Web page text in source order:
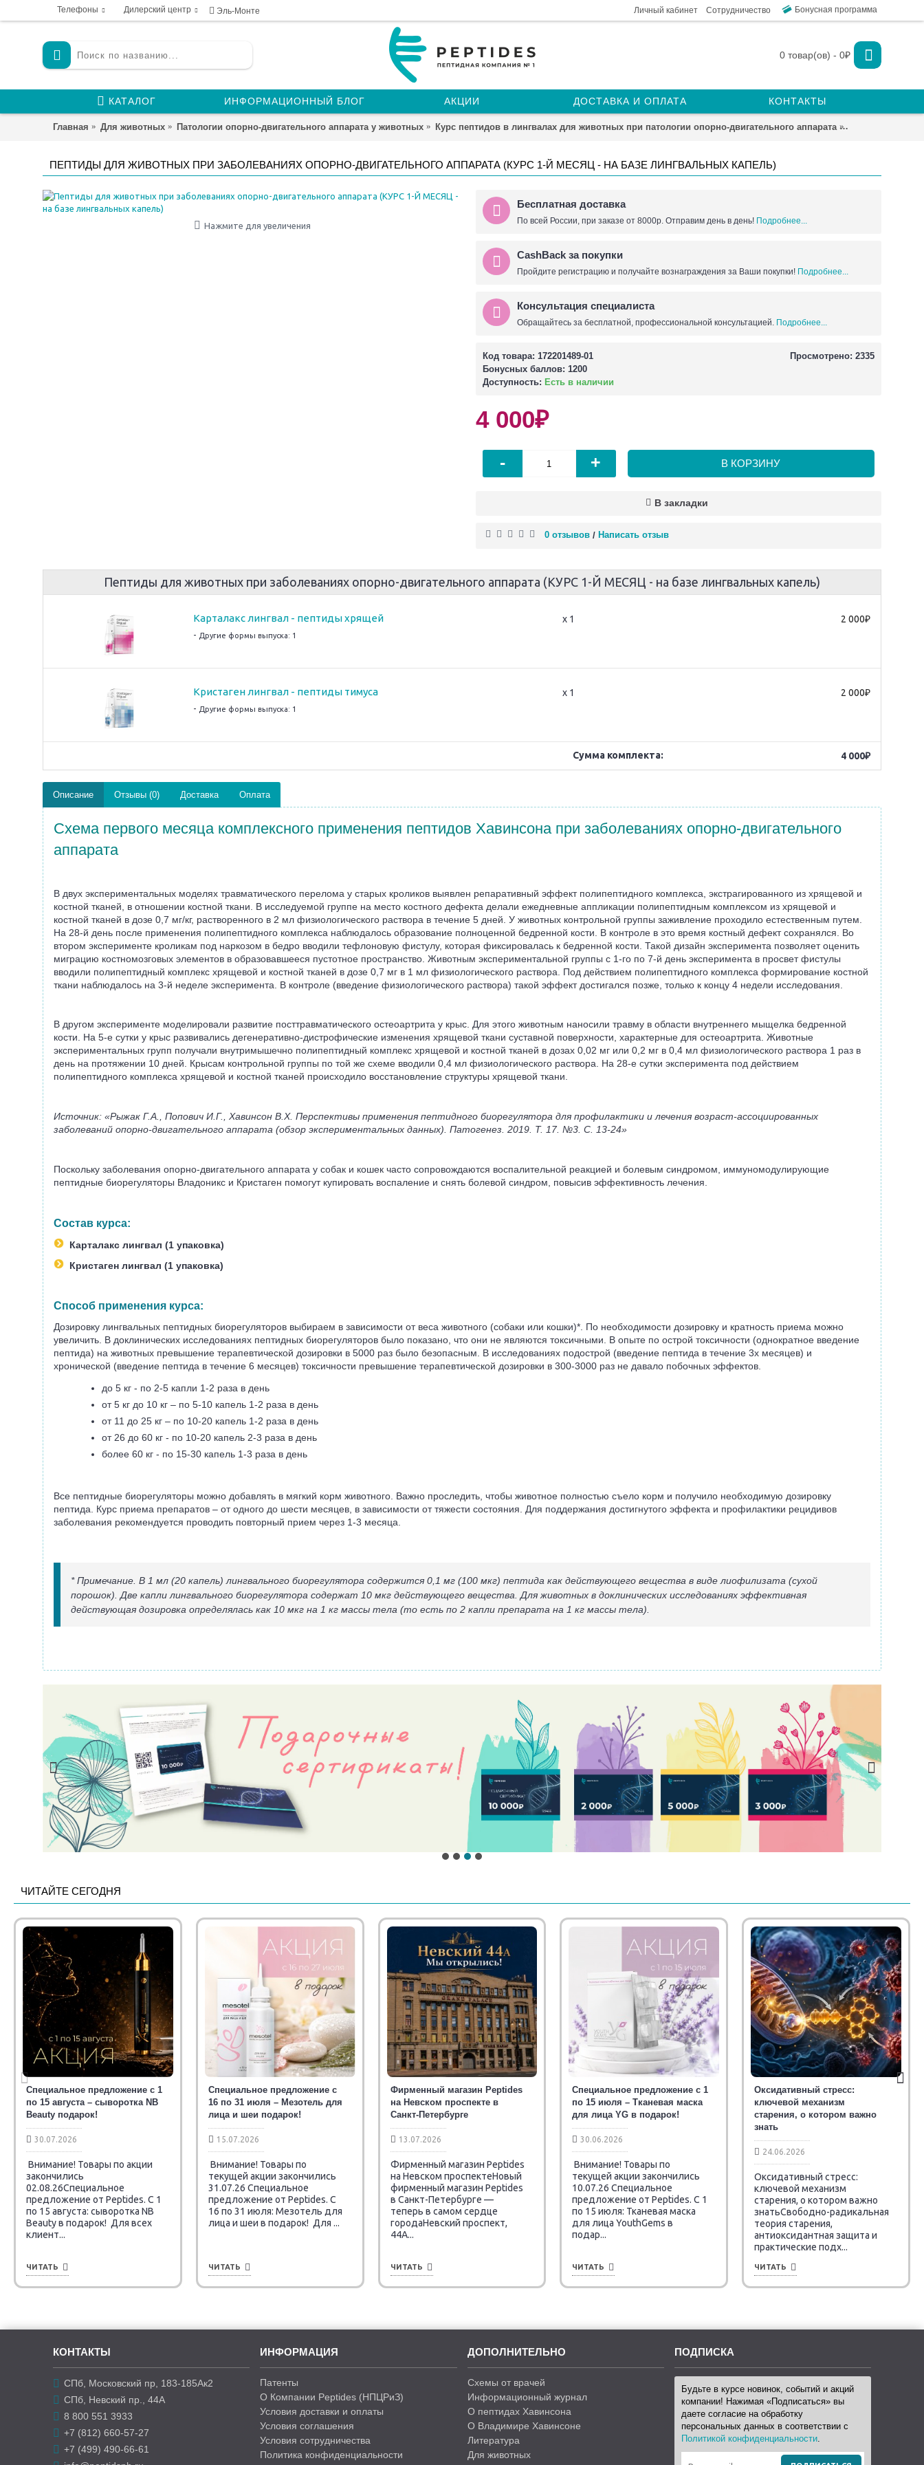
Телефоны Дилерский центр Эль-Монте Личный кабинет Сотрудничество Бонусная программа
0 товар(ов) - 0₽
КАТАЛОГ ИНФОРМАЦИОННЫЙ БЛОГ АКЦИИ ДОСТАВКА И ОПЛАТА КОНТАКТЫ
Главная Для животных Патологии опорно-двигательного аппарата у животных Курс пептидов в лингвалах для животных при патологии опорно-двигательного аппарата
ПЕПТИДЫ ДЛЯ ЖИВОТНЫХ ПРИ ЗАБОЛЕВАНИЯХ ОПОРНО-ДВИГАТЕЛЬНОГО АППАРАТА (КУРС 1-Й МЕСЯЦ - НА БАЗЕ ЛИНГВАЛЬНЫХ КАПЕЛЬ)
Нажмите для увеличения
Бесплатная доставка
По всей России, при заказе от 8000р. Отправим день в день! Подробнее...
CashBack за покупки
Пройдите регистрацию и получайте вознаграждения за Ваши покупки! Подробнее...
Консультация специалиста
Обращайтесь за бесплатной, профессиональной консультацией. Подробнее...
Просмотрено: 2335
Код товара: 172201489-01
Бонусных баллов: 1200
Доступность: Есть в наличии
4 000₽
- + В КОРЗИНУ
В закладки
0 отзывов / Написать отзыв
Пептиды для животных при заболеваниях опорно-двигательного аппарата (КУРС 1-Й МЕСЯЦ - на базе лингвальных капель)
Карталакс лингвал - пептиды хрящей
- Другие формы выпуска: 1
x 1 2 000₽
Кристаген лингвал - пептиды тимуса
- Другие формы выпуска: 1
x 1 2 000₽
Сумма комплекта: 4 000₽
Описание Отзывы (0) Доставка Оплата
Схема первого месяца комплексного применения пептидов Хавинсона при заболеваниях опорно-двигательного
аппарата
В двух экспериментальных моделях травматического перелома у старых кроликов выявлен репаративный эффект полипептидного комплекса, экстрагированного из хрящевой и
костной тканей, в отношении костной ткани. В исследуемой группе на место костного дефекта делали ежедневные аппликации полипептидным комплексом из хрящевой и
костной тканей в дозе 0,7 мг/кг, растворенного в 2 мл физиологического раствора в течение 5 дней. У животных контрольной группы заживление проходило естественным путем.
На 28-й день после применения полипептидного комплекса наблюдалось образование полноценной бедренной кости. В контроле в это время костный дефект сохранялся. Во
втором эксперименте кроликам под наркозом в бедро вводили тефлоновую фистулу, которая фиксировалась к бедренной кости. Такой дизайн эксперимента позволяет оценить
миграцию костномозговых элементов в образовавшееся пустотное пространство. Животным экспериментальной группы с 1-го по 7-й день эксперимента в просвет фистулы
вводили полипептидный комплекс хрящевой и костной тканей в дозе 0,7 мг в 1 мл физиологического раствора. Под действием полипептидного комплекса формирование костной
ткани наблюдалось на 3-й неделе эксперимента. В контроле (введение физиологического раствора) такой эффект достигался позже, только к концу 4 недели исследования.
В другом эксперименте моделировали развитие посттравматического остеоартрита у крыс. Для этого животным наносили травму в области внутреннего мыщелка бедренной
кости. На 5-е сутки у крыс развивались дегенеративно-дистрофические изменения хрящевой ткани суставной поверхности, характерные для остеоартрита. Животные
экспериментальных групп получали внутримышечно полипептидный комплекс хрящевой и костной тканей в дозах 0,02 мг или 0,2 мг в 0,4 мл физиологического раствора 1 раз в
день на протяжении 10 дней. Крысам контрольной группы по той же схеме вводили 0,4 мл физиологического раствора. На 28-е сутки эксперимента под действием
полипептидного комплекса хрящевой и костной тканей происходило восстановление структуры хрящевой ткани.
Источник: «Рыжак Г.А., Попович И.Г., Хавинсон В.Х. Перспективы применения пептидного биорегулятора для профилактики и лечения возраст-ассоциированных
заболеваний опорно-двигательного аппарата (обзор экспериментальных данных). Патогенез. 2019. Т. 17. №3. С. 13-24»
Поскольку заболевания опорно-двигательного аппарата у собак и кошек часто сопровождаются воспалительной реакцией и болевым синдромом, иммуномодулирующие
пептидные биорегуляторы Владоникс и Кристаген помогут купировать воспаление и снять болевой синдром, повысив эффективность лечения.
Состав курса:
Карталакс лингвал (1 упаковка)
Кристаген лингвал (1 упаковка)
Способ применения курса:
Дозировку лингвальных пептидных биорегуляторов выбираем в зависимости от веса животного (собаки или кошки)*. По необходимости дозировку и кратность приема можно
увеличить. В доклинических исследованиях пептидных биорегуляторов было показано, что они не являются токсичными. В опыте по острой токсичности (однократное введение
пептида) на животных превышение терапевтической дозировки в 5000 раз было безопасным. В исследованиях подострой (введение пептида в течение 3х месяцев) и
хронической (введение пептида в течение 6 месяцев) токсичности превышение терапевтической дозировки в 300-3000 раз не давало побочных эффектов.
до 5 кг - по 2-5 капли 1-2 раза в день
от 5 кг до 10 кг – по 5-10 капель 1-2 раза в день
от 11 до 25 кг – по 10-20 капель 1-2 раза в день
от 26 до 60 кг - по 10-20 капель 2-3 раза в день
более 60 кг - по 15-30 капель 1-3 раза в день
Все пептидные биорегуляторы можно добавлять в мягкий корм животного. Важно проследить, чтобы животное полностью съело корм и получило необходимую дозировку
пептида. Курс приема препаратов – от одного до шести месяцев, в зависимости от тяжести состояния. Для поддержания достигнутого эффекта и профилактики рецидивов
заболевания рекомендуется проводить повторный прием через 1-3 месяца.
* Примечание. В 1 мл (20 капель) лингвального биорегулятора содержится 0,1 мг (100 мкг) пептида как действующего вещества в виде лиофилизата (сухой
порошок). Две капли лингвального биорегулятора содержат 10 мкг действующего вещества. Для животных в доклинических исследованиях эффективная
действующая дозировка определялась как 10 мкг на 1 кг массы тела (то есть по 2 капли препарата на 1 кг массы тела).
ЧИТАЙТЕ СЕГОДНЯ
Специальное предложение с 1
по 15 августа – сыворотка NB
Beauty подарок!
30.07.2026
Внимание! Товары по акции
закончились
02.08.26Специальное
предложение от Peptides. C 1
по 15 августа: сыворотка NB
Beauty в подарок! Для всех
клиент...
ЧИТАТЬ
Специальное предложение с
16 по 31 июля – Мезотель для
лица и шеи подарок!
15.07.2026
Внимание! Товары по
текущей акции закончились
31.07.26 Специальное
предложение от Peptides. C
16 по 31 июля: Мезотель для
лица и шеи в подарок! Для ...
ЧИТАТЬ
Фирменный магазин Peptides
на Невском проспекте в
Санкт-Петербурге
13.07.2026
Фирменный магазин Peptides
на Невском проспектеНовый
фирменный магазин Peptides
в Санкт-Петербурге —
теперь в самом сердце
городаНевский проспект,
44А...
ЧИТАТЬ
Специальное предложение с 1
по 15 июля – Тканевая маска
для лица YG в подарок!
30.06.2026
Внимание! Товары по
текущей акции закончились
10.07.26 Специальное
предложение от Peptides. C 1
по 15 июля: Тканевая маска
для лица YouthGems в
подар...
ЧИТАТЬ
Оксидативный стресс:
ключевой механизм
старения, о котором важно
знать
24.06.2026
Оксидативный стресс:
ключевой механизм
старения, о котором важно
знатьСвободно-радикальная
теория старения,
антиоксидантная защита и
практические подх...
ЧИТАТЬ
КОНТАКТЫ
СПб, Московский пр, 183-185Ак2
СПб, Невский пр., 44А
8 800 551 3933
+7 (812) 660-57-27
+7 (499) 490-66-61
ИНФОРМАЦИЯ
Патенты
О Компании Peptides (НПЦРиЗ)
Условия доставки и оплаты
Условия соглашения
Условия сотрудничества
Политика конфиденциальности
ДОПОЛНИТЕЛЬНО
Схемы от врачей
Информационный журнал
О пептидах Хавинсона
О Владимире Хавинсоне
Литература
Для животных
ПОДПИСКА
Будьте в курсе новинок, событий и акций
компании! Нажимая «Подписаться» вы
даете согласие на обработку
персональных данных в соответствии с
Политикой конфиденциальности.